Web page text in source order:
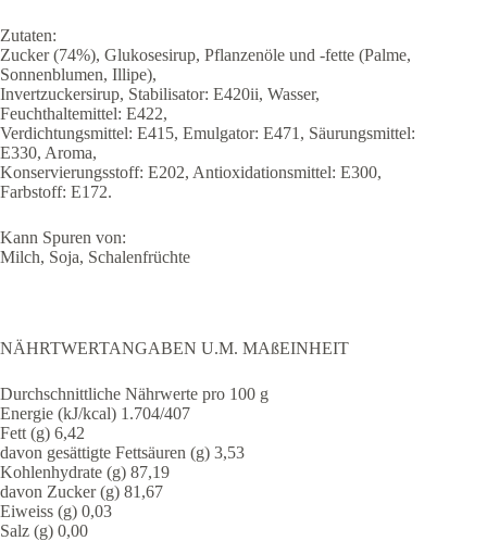
Zutaten:
Zucker (74%), Glukosesirup, Pflanzenöle und -fette (Palme,
Sonnenblumen, Illipe),
Invertzuckersirup, Stabilisator: E420ii, Wasser,
Feuchthaltemittel: E422,
Verdichtungsmittel: E415, Emulgator: E471, Säurungsmittel:
E330, Aroma,
Konservierungsstoff: E202, Antioxidationsmittel: E300,
Farbstoff: E172.
Kann Spuren von:
Milch, Soja, Schalenfrüchte
NÄHRTWERTANGABEN U.M. MAßEINHEIT
Durchschnittliche Nährwerte pro 100 g
Energie (kJ/kcal) 1.704/407
Fett (g) 6,42
davon gesättigte Fettsäuren (g) 3,53
Kohlenhydrate (g) 87,19
davon Zucker (g) 81,67
Eiweiss (g) 0,03
Salz (g) 0,00